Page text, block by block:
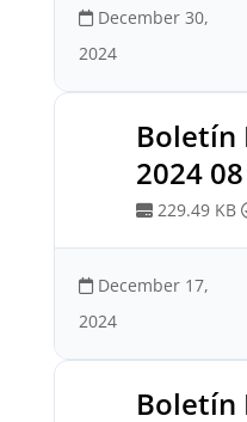
December 30,
2024
Boletín
2024 08
229.49 KB
December 17,
2024
Boletín